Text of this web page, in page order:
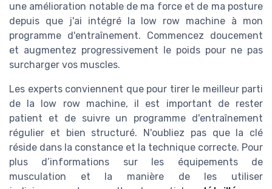
une amélioration notable de ma force et de ma posture
depuis que j'ai intégré la low row machine à mon
programme d'entraînement. Commencez doucement
et augmentez progressivement le poids pour ne pas
surcharger vos muscles.
Les experts conviennent que pour tirer le meilleur parti
de la low row machine, il est important de rester
patient et de suivre un programme d'entraînement
régulier et bien structuré. N'oubliez pas que la clé
réside dans la constance et la technique correcte. Pour
plus d’informations sur les équipements de
musculation et la manière de les utiliser